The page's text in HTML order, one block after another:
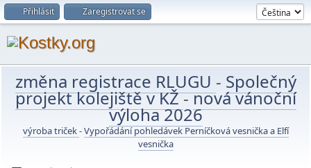
Přihlásit Zaregistrovat se
změna registrace RLUGU - Společný
projekt kolejiště v KŽ-nová vánoční
výloha 2026
výroba triček-Vypořádání pohledávek Perníčková vesnička a Elfí
vesnička